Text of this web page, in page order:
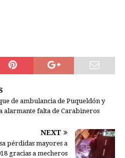
de ambulancia de Puqueldón y
alarmante falta de Carabineros
NEXT
pérdidas mayores a
gracias a mecheros